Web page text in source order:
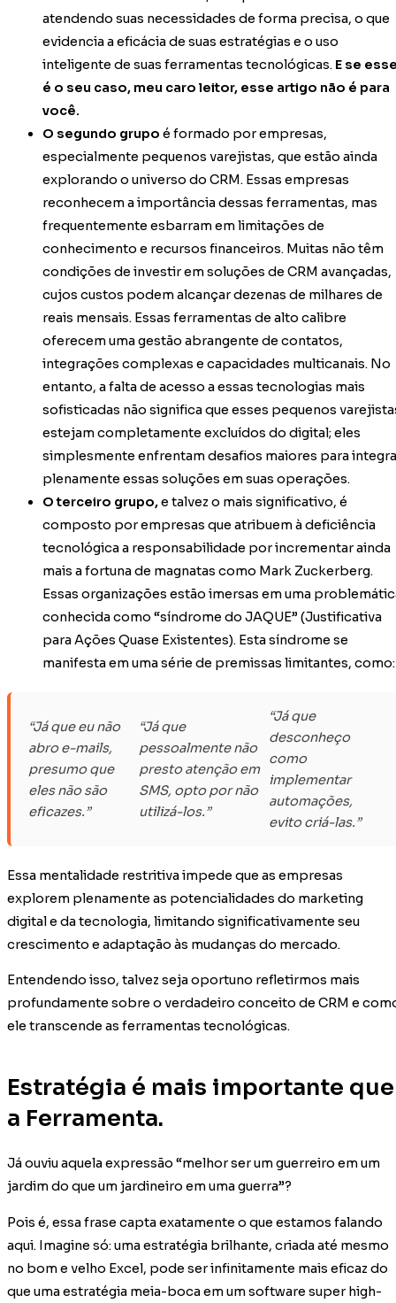
atendendo suas necessidades de forma precisa, o que
evidencia a eficácia de suas estratégias e o uso
inteligente de suas ferramentas tecnológicas. E se
é o seu caso, meu caro leitor, esse artigo não é para
você.
O segundo grupo é formado por empresas,
especialmente pequenos varejistas, que estão ainda
explorando o universo do CRM. Essas empresas
reconhecem a importância dessas ferramentas, mas
frequentemente esbarram em limitações de
conhecimento e recursos financeiros. Muitas não têm
condições de investir em soluções de CRM avançadas,
cujos custos podem alcançar dezenas de milhares de
reais mensais. Essas ferramentas de alto calibre
oferecem uma gestão abrangente de contatos,
integrações complexas e capacidades multicanais. No
entanto, a falta de acesso a essas tecnologias mais
sofisticadas não significa que esses pequenos
estejam completamente excluídos do digital; eles
simplesmente enfrentam desafios maiores para
plenamente essas soluções em suas operações.
O terceiro grupo,e talvez o mais significativo, é
composto por empresas que atribuem à deficiência
tecnológica a responsabilidade por incrementar ainda
mais a fortuna de magnatas como Mark Zuckerberg.
Essas organizações estão imersas em uma
conhecida como “síndrome do JAQUE” (Justificativa
para Ações Quase Existentes). Esta síndrome se
manifesta em uma série de premissas limitantes, como:
“Já que eu não
abro e-mails,
presumo que
eles não são
eficazes.”
“Já que
pessoalmente não
presto atenção em
SMS, opto por não
utilizá-los.”
“Já que
desconheço
como
implementar
automações,
evito criá-las.”
Essa mentalidade restritiva impede que as empresas
explorem plenamente as potencialidades do marketing
digital e da tecnologia, limitando significativamente seu
crescimento e adaptação às mudanças do mercado.
Entendendo isso, talvez seja oportuno refletirmos mais
profundamente sobre o verdadeiro conceito de CRM e
ele transcende as ferramentas tecnológicas.
Estratégia é mais importante que
a Ferramenta.
Já ouviu aquela expressão “melhor ser um guerreiro em um
jardim do que um jardineiro em uma guerra”?
Pois é, essa frase capta exatamente o que estamos falando
aqui. Imagine só: uma estratégia brilhante, criada até mesmo
no bom e velho Excel, pode ser infinitamente mais eficaz do
que uma estratégia meia-boca em um software super high-